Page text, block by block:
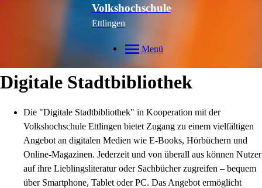
Volkshochschule
Ettlingen
Menü
Digitale Stadtbibliothek
Die "Digitale Stadtbibliothek" in Kooperation mit der
Volkshochschule Ettlingen bietet Zugang zu einem vielfältigen
Angebot an digitalen Medien wie E-Books, Hörbüchern und
Online-Magazinen. Jederzeit und von überall aus können Nutzer
auf ihre Lieblingsliteratur oder Sachbücher zugreifen – bequem
über Smartphone, Tablet oder PC. Das Angebot ermöglicht